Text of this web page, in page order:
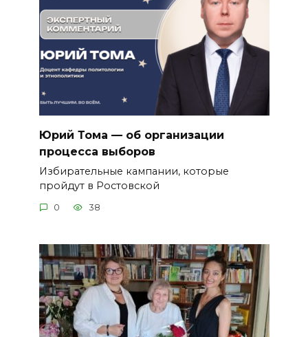
Юрий Тома — об организации
процесса выборов
Избирательные кампании, которые
пройдут в Ростовской
0 38